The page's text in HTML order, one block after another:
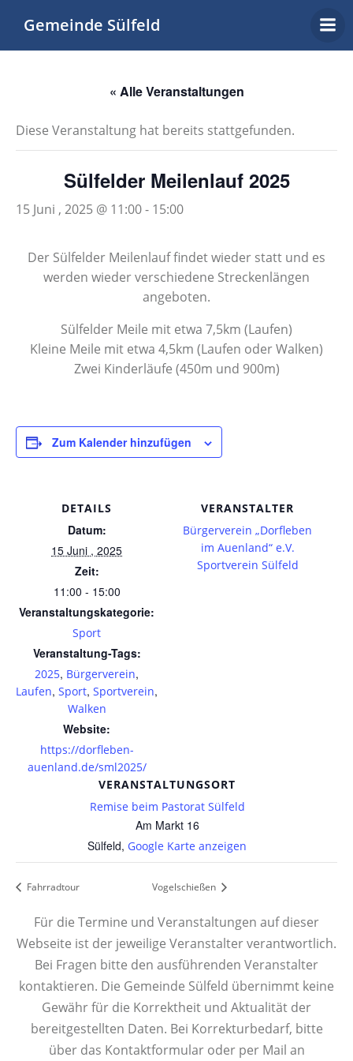
springen
Gemeinde Sülfeld
« Alle Veranstaltungen
Diese Veranstaltung hat bereits stattgefunden.
Sülfelder Meilenlauf 2025
15 Juni , 2025 @ 11:00- 15:00
Der Sülfelder Meilenlauf findet wieder statt und es
werden wieder verschiedene Streckenlängen
angeboten.
Sülfelder Meile mit etwa 7,5km (Laufen)
Kleine Meile mit etwa 4,5km (Laufen oder Walken)
Zwei Kinderläufe (450m und 900m)
Zum Kalender hinzufügen
DETAILS
Datum:
15 Juni , 2025
Zeit:
11:00 - 15:00
Veranstaltungskategorie:
Sport
Veranstaltung-Tags:
2025, Bürgerverein,
Laufen, Sport, Sportverein,
Walken
Website:
https://dorfleben-
auenland.de/sml2025/
VERANSTALTUNGSORT
Remise beim Pastorat Sülfeld
Am Markt 16
Sülfeld, Google Karte anzeigen
VERANSTALTER
Bürgerverein „Dorfleben
im Auenland“ e.V.
Sportverein Sülfeld
Fahrradtour Vogelschießen
Für die Termine und Veranstaltungen auf dieser
Webseite ist der jeweilige Veranstalter verantwortlich.
Bei Fragen bitte den ausführenden Veranstalter
kontaktieren. Die Gemeinde Sülfeld übernimmt keine
Gewähr für die Korrektheit und Aktualität der
bereitgestellten Daten. Bei Korrekturbedarf, bitte
über das Kontaktformular oder per Mail an